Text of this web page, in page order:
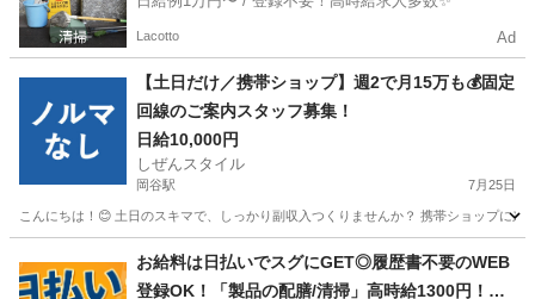
Lacotto Ad
【土日だけ／携帯ショップ】週2で月15万も💰固定
回線のご案内スタッフ募集！
日給10,000円
しぜんスタイル
岡谷駅 7月25日
こんにちは！😊 土日のスキマで、しっかり副収入つくりませんか？ 携帯ショップに
岡谷駅 家電量販店 スタッフ
お給料は日払いでスグにGET◎履歴書不要のWEB
登録OK！「製品の配膳/清掃」高時給1300円！小